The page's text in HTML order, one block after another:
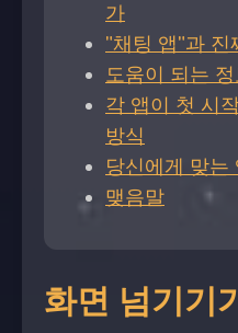
가
"채팅 앱"과 진
도움이 되는
각 앱이 첫 시
방식
당신에게 맞는
맺음말
화면 넘기기